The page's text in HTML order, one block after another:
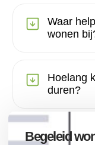
Waar
wonen
Hoelang
duren?
Begeleid